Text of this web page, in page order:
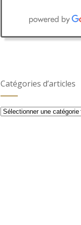
Catégories d’articles
Catégories